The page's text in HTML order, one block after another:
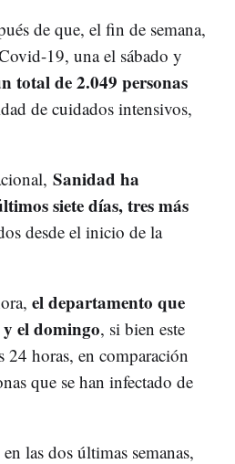
de que, el fin de semana,
19, una el sábado y
total de 2.049 personas
de cuidados intensivos,
Sanidad ha
siete días, tres más
desde el inicio de la
el departamento que
el domingo, si bien este
horas, en comparación
que se han infectado de
las dos últimas semanas,